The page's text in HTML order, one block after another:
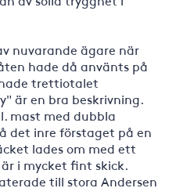
nuvarande ägare när
hade då använts på
trettiotalet
är en bra beskrivning.
mast med dubbla
det inre förstaget på en
lades om med ett
i mycket fint skick.
till stora Andersen